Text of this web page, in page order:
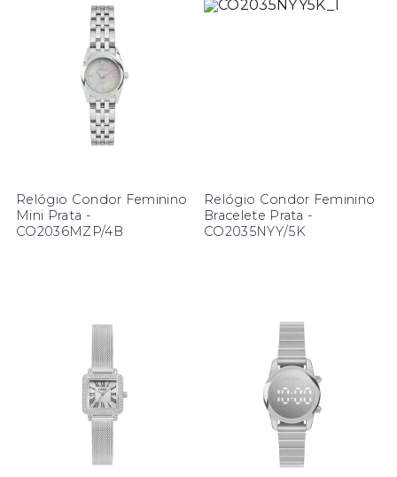
Relógio Condor Feminino
Mini Prata -
CO2036MZP/4B
Relógio Condor Feminino
Bracelete Prata -
CO2035NYY/5K